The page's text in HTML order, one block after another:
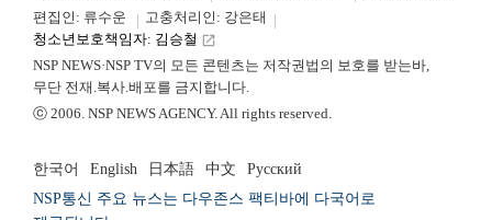
편집인: 류수운
고충처리인: 강은태
청소년보호책임자: 김승철 launch
NSP NEWS·NSP TV의 모든 콘텐츠는 저작권법의 보호를 받는바,
무단 전재.복사.배포를 금지합니다.
ⓒ 2006. NSP NEWS AGENCY. All rights reserved.
한국어 English 日本語 中文
Русский
NSP통신 주요 뉴스는 다우존스 팩티바에 다국어로